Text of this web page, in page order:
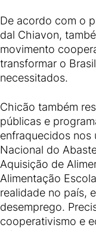
De acordo com o
dal Chiavon,
movimento
transformar o
necessitados.
Chicão também
públicas e
enfraquecidos nos
Nacional do
Aquisição de
Alimentação
realidade no país,
desemprego.
cooperativismo e